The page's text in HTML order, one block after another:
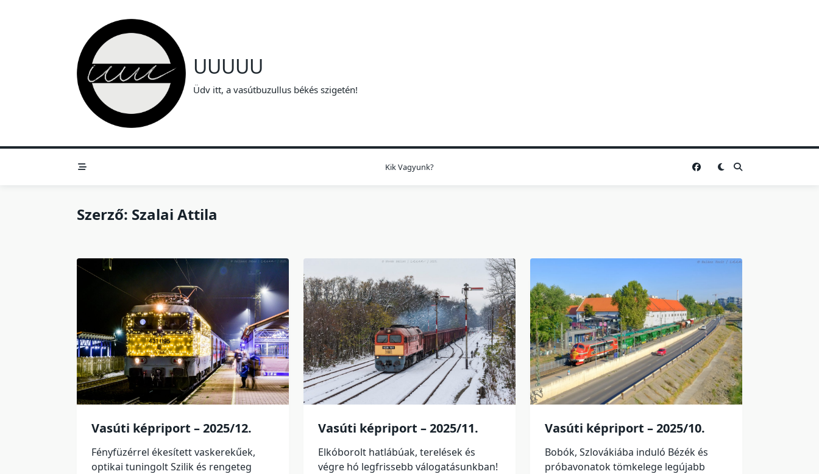
UUUUU
Üdv itt, a vasútbuzullus békés szigetén!
Kik Vagyunk?
Szerző: Szalai Attila
Vasúti képriport – 2025/12.
Fényfüzérrel ékesített vaskerekűek,
optikai tuningolt Szilik és rengeteg
Vasúti képriport – 2025/11.
Elkóborolt hatlábúak, terelések és
végre hó legfrissebb válogatásunkban!
Vasúti képriport – 2025/10.
Bobók, Szlovákiába induló Bézék és
próbavonatok tömkelege legújabb